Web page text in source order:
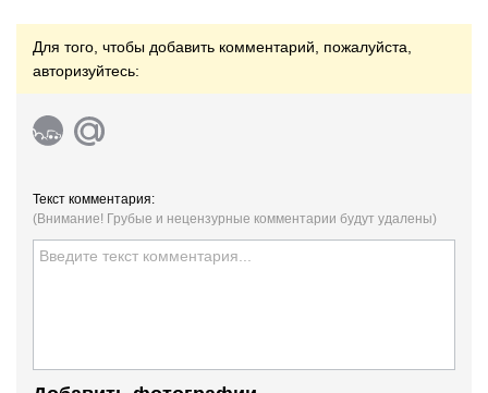
Для того, чтобы добавить комментарий, пожалуйста,
авторизуйтесь:
Текст комментария:
(Внимание! Грубые и нецензурные комментарии будут удалены)